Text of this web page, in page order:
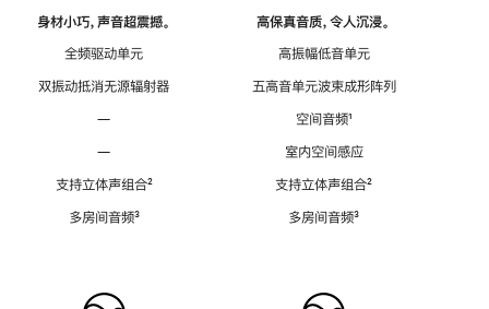
身材小巧，声音超震撼。
全频驱动单元
双振动抵消无源辐射器
—
—
支持立体声组合脚
²
多房间音频脚
³
高保真音质，令人沉浸。
高振幅低音单元
五高音单元波束成形阵列
空间音频脚
¹
室内空间感应
支持立体声组合脚
²
多房间音频脚
³